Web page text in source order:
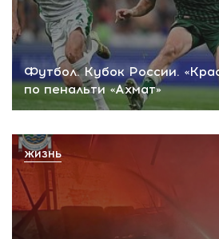
Футбол. Кубок России.
по пенальти «Ахмат»
ЖИЗНЬ